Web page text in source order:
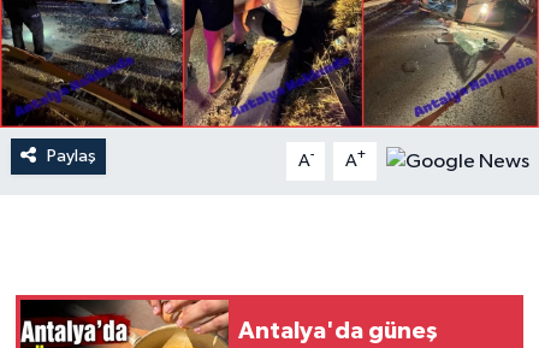
Paylaş A- A+
Antalya'da güneş